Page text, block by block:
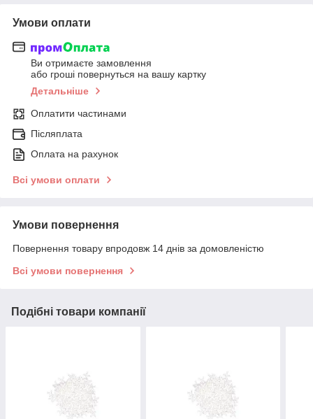
Умови оплати
Ви отримаєте замовлення
або гроші повернуться на вашу картку
Детальніше
Оплатити частинами
Післяплата
Оплата на рахунок
Всі умови оплати
Умови повернення
Повернення товару впродовж 14 днів за домовленістю
Всі умови повернення
Подібні товари компанії